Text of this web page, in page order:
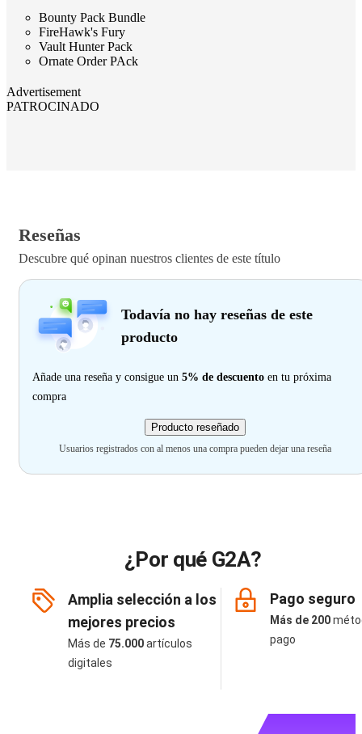
Bounty Pack Bundle
FireHawk's Fury
Vault Hunter Pack
Ornate Order PAck
Advertisement
PATROCINADO
Reseñas
Descubre qué opinan nuestros clientes de este título
Todavía no hay reseñas de este
producto
Añade una reseña y consigue un 5% de descuento en tu próxima
compra
Producto reseñado
Usuarios registrados con al menos una compra pueden dejar una reseña
¿Por qué G2A?
Amplia selección a los
mejores precios
Más de 75.000artículos
digitales
Pago seguro
Más de 200
pago